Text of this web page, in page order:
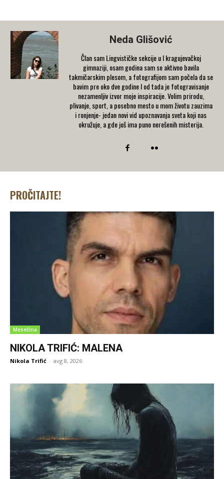
Neda Glišović
Član sam Lingvističke sekcije u I kragujevačkoj
gimnaziji, osam godina sam se aktivno bavila
takmičarskim plesom, a fotografijom sam počela da se
bavim pre oko dve godine I od tada je fotogravisanje
nezamenljiv izvor moje inspiracije. Volim prirodu,
plivanje, sport, a posebno mesto u mom životu zauzima
i ronjenje- jedan novi vid upoznavanja sveta koji nas
okružuje, a gde još ima puno nerešenih misterija.
PROČITAJTE!
Mesečina
NIKOLA TRIFIĆ: MALENA
Nikola Trifić - avg 8, 2026